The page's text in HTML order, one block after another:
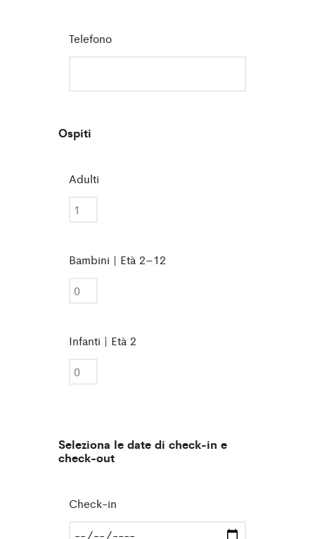
Telefono
Ospiti
Adulti
Bambini | Età 2–12
Infanti | Età 2
Seleziona le date di check-in e
check-out
Check-in